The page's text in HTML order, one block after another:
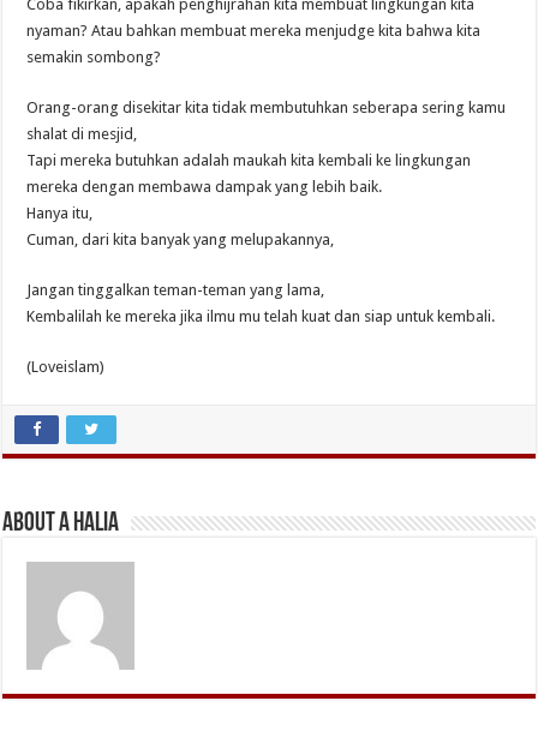
Coba fikirkan, apakah penghijrahan kita membuat lingkungan kita
nyaman? Atau bahkan membuat mereka menjudge kita bahwa kita
semakin sombong?
Orang-orang disekitar kita tidak membutuhkan seberapa sering kamu
shalat di mesjid,
Tapi mereka butuhkan adalah maukah kita kembali ke lingkungan
mereka dengan membawa dampak yang lebih baik.
Hanya itu,
Cuman, dari kita banyak yang melupakannya,
Jangan tinggalkan teman-teman yang lama,
Kembalilah ke mereka jika ilmu mu telah kuat dan siap untuk kembali.
(Loveislam)
About A Halia